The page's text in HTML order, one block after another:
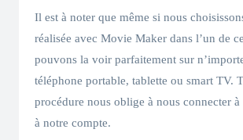
Il est à noter que même si nous
réalisée avec Movie Maker dans l’un de
pouvons la voir parfaitement sur
téléphone portable, tablette ou smart TV.
procédure nous oblige à nous connecter
à notre compte.